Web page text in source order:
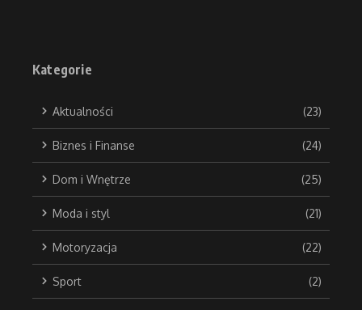
Kategorie
Aktualności (23)
Biznes i Finanse (24)
Dom i Wnętrze (25)
Moda i styl (21)
Motoryzacja (22)
Sport (2)